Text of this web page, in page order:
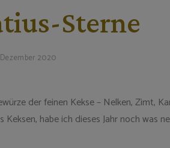
Sterne
Dezember 2020
der feinen Kekse – Nelken, Zimt,
habe ich dieses Jahr noch was